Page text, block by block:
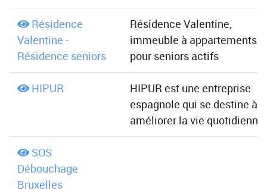
Résidence
Valentine -
Résidence seniors
Résidence Valentine,
immeuble à appartements
pour seniors actifs
HIPUR
HIPUR est une entreprise
espagnole qui se destine à
améliorer la vie quotidienne
SOS
Débouchage
Bruxelles